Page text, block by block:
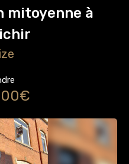
mitoyenne à